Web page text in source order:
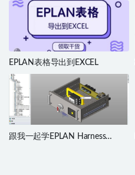
EPLAN表格导出到EXCEL
跟我一起学EPLAN Harness